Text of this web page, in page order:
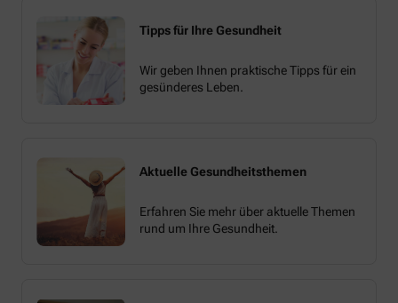
Tipps für Ihre Gesundheit
Wir geben Ihnen praktische Tipps für ein
gesünderes Leben.
Aktuelle Gesundheitsthemen
Erfahren Sie mehr über aktuelle Themen
rund um Ihre Gesundheit.